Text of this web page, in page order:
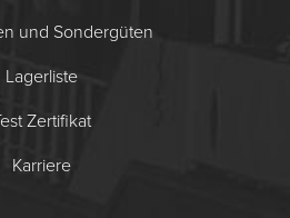
und Sondergüten
Lagerliste
Zertifikat
Karriere